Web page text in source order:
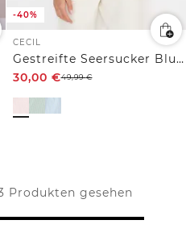
-40%
CECIL
Gestreifte Seersucker Bluse
30,00 €49,99€
Produkten gesehen